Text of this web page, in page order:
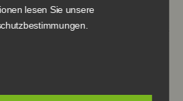
auf
mit Äpfeln & Drillingen
mit Rotkohl und Kloß
lesen Sie unsere